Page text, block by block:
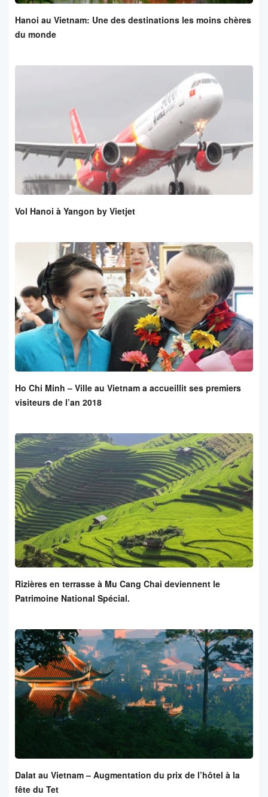
Hanoi au Vietnam: Une des destinations les moins chères
du monde
Vol Hanoi à Yangon by Vietjet
Ho Chi Minh – Ville au Vietnam a accueillit ses premiers
visiteurs de l’an 2018
Rizières en terrasse à Mu Cang Chai deviennent le
Patrimoine National Spécial.
Dalat au Vietnam – Augmentation du prix de l’hôtel à la
fête du Tet